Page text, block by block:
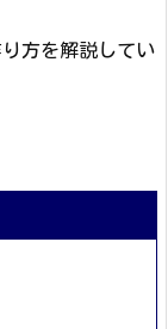
方を解説してい